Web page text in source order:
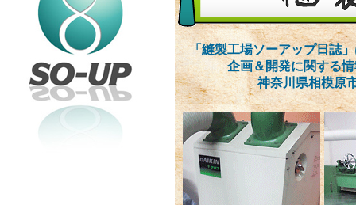
「縫製工場ソーアップ日誌
企画＆開発に関する
神奈川県相模原